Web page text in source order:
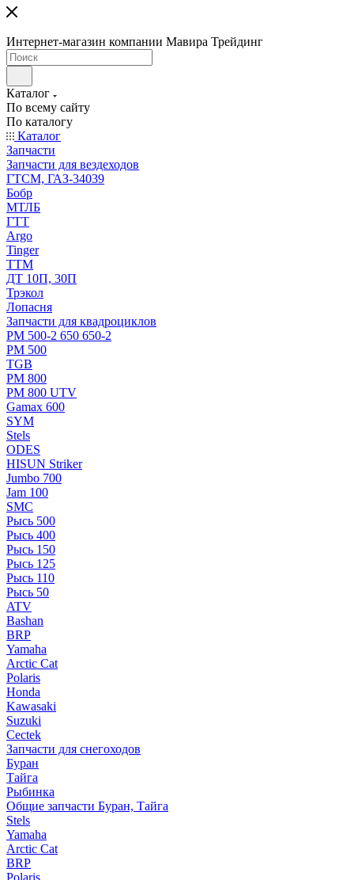
Интернет-магазин компании Мавира Трейдинг
Каталог
По всему сайту
По каталогу
Каталог
Запчасти
Запчасти для вездеходов
ГТСМ, ГАЗ-34039
Бобр
МТЛБ
ГТТ
Argo
Tinger
ТТМ
ДТ 10П, 30П
Трэкол
Лопасня
Запчасти для квадроциклов
РМ 500-2 650 650-2
РМ 500
TGB
РМ 800
РМ 800 UTV
Gamax 600
SYM
Stels
ОDЕS
HISUN Striker
Jumbo 700
Jam 100
SMC
Рысь 500
Рысь 400
Рысь 150
Рысь 125
Рысь 110
Рысь 50
ATV
Bashan
BRP
Yamaha
Arctic Cat
Polaris
Honda
Kawasaki
Suzuki
Cectek
Запчасти для снегоходов
Буран
Тайга
Рыбинка
Общие запчасти Буран, Тайга
Stels
Yamaha
Arctic Cat
BRP
Polaris